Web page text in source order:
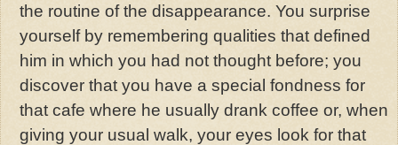
the routine of the disappearance. You surprise
yourself by remembering qualities that defined
him in which you had not thought before; you
discover that you have a special fondness for
that cafe where he usually drank coffee or, when
giving your usual walk, your eyes look for that